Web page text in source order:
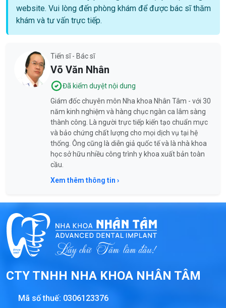
website. Vui lòng đến phòng khám để được bác sĩ thăm
khám và tư vấn trực tiếp.
Tiến sĩ - Bác sĩ
Võ Văn Nhân
Đã kiểm duyệt nội dung
Giám đốc chuyên môn Nha khoa Nhân Tâm - với 30
năm kinh nghiệm và hàng chục ngàn ca lâm sàng
thành công. Là người trực tiếp kiến tạo chuẩn mực
và bảo chứng chất lượng cho mọi dịch vụ tại hệ
thống. Ông cũng là diễn giả quốc tế và là nhà khoa
học sở hữu nhiều công trình y khoa xuất bản toàn
cầu.
Xem thêm thông tin ›
CTY TNHH NHA KHOA NHÂN TÂM
Mã số thuế: 0306123376